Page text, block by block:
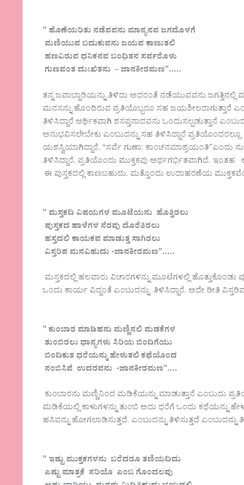
” ಹೊಣೆಯರಿತು ನಡೆವವನು ಮಾನ್ಯನವ ಜಗದೊಳಗೆ
ಮಣಿಯುವ ಬದುಕುವನು ಜಯವ ಕಾಣುತಲಿ
ಹಣವಿರುವ ಧನಿಕನವ ಬಂಧಿತನ ಸರ್ವರೊಳು
ಗುಣವಂತ ದುಃಖಿತನು – ಜಾನಕೀರಮಣ”…..
ತನ್ನ ಜವಾಬ್ದಾರಿಯನ್ನು ತಿಳಿದು ಅದರಂತೆ ನಡೆಯುವವನು ಜಗತ್ತಿನಲ್ಲಿ
ಮನಸನ್ನು ಹೊಂದಿರುವ ಪ್ರತಿಯೊಬ್ಬರೂ ಸಹ ಜಯಶೀಲರಾಗುತ್ತಾರೆ
ತಿಳಿಸಿದ್ದಾರೆ ಆರ್ಥಿಕವಾಗಿ ಶಸಪ್ತನಾದವನು ಒಂದುಸಲ್ಪಡುತ್ತಾನೆ
ಅನುಭವಿಸಲೇಬೇಕು ಎಂಬುದನ್ನು ಸಹ ತಿಳಿಸಿದ್ದಾರೆ
ಯಶಸ್ವಿಯಾಗಿದ್ದಾರೆ. “ಸರ್ವೆ ಗುಣಾ: ಕಾಂಚನಮಾಶ್ರಯಂತಿ”ಎಂದು
ತಿಳಿಸಿದ್ದಾರೆ. ಪ್ರತಿಯೊಂದು ಮುಕ್ತಕವು ಅರ್ಥಗರ್ಭಿತವಾಗಿದೆ. ಇಂತಹ
ಈ ಪುಸ್ತಕದಲ್ಲಿ ಕಾಣಬಹುದು. ಮತ್ತೊಂದು ಉದಾಹರಣೆಯ
” ಮಸ್ತಕದಿ ವಿಷಯಗಳ ಮೂಟೆಯನು ಹೊತ್ತಿರಲು
ಪುಸ್ತಕದ ಹಾಳೆಗಳ ನೆರವು ದೊರೆತಿರಲು
ಹಸ್ತದಲಿ ಕಾಯಕವ ಮಾಡುತ್ತ ಸಾಗಿರಲು
ವಿಸ್ತರಿಪ ಮನವಿಹುದು -ಜಾನಕೀರಮಣ”…..
ಮಸ್ತಕದಲ್ಲಿ ಹಲವಾರು ವಿಚಾರಗಳನ್ನು ಮೂಟೆಗಳಲ್ಲಿ
ಒಂದು ಕಾರ್ಯ ವಿದ್ದಂತೆ ಎಂಬುದನ್ನು ತಿಳಿಸಿದ್ದಾರೆ. ಅದೇ ರೀತಿ
” ಕುಂಬಾರ ಮಾಡಿಹನು ಮಣ್ಣಿನಲಿ ಮಡಕೆಗಳ
ತುಂಬಿರಲು ಧಾನ್ಯಗಳು ಸಿರಿಯ ಬಿಂದಿಗೆಯು
ಬಿಂದಿಕುತ ಧರೆಯನ್ನು ಹೇಳುತಲಿ ಕಥೆಯೊಂದ
ನಂಬಿಸಿವೆ ಉದರವನು -ಜಾನಕೀರಮಣ”….
ಕುಂಬಾರನು ಮಣ್ಣಿನಿಂದ ಮಡಿಕೆಯನ್ನು ಮಾಡುತ್ತಾನೆ ಎಂಬುದು
ಮಡಿಕೆಯಲ್ಲಿ ಕಾಳುಗಳನ್ನು ತುಂಬಿ ಅದು ಧರೆಗೆ ಒಂದು ಕಥೆಯನ್ನು
ಹಸಿವನ್ನು ಹೋಗಲಾಡಿಸುತ್ತದೆ. ಎಂಬುದನ್ನು ತಿಳಿಸುತ್ತದೆ
” ಇಷ್ಟು ಮುಕ್ತಕಗಳನು ಬರೆದರೂ ತಣಿಯದಿದು
ಎಷ್ಟು ಮಾತ್ರಕೆ ಸರಿಯೊ ಎಂಬ ಗೊಂದಲವು